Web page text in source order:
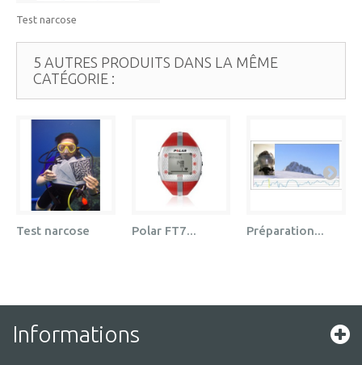
Test narcose
5 AUTRES PRODUITS DANS LA MÊME
CATÉGORIE :
Test narcose Polar FT7... Préparation...
Informations